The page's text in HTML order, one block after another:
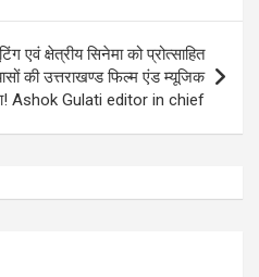
एवं क्षेत्रीय सिनेमा को प्रोत्साहित
की उत्तराखण्ड फिल्म एंड म्यूजिक
Ashok Gulati editor in chief